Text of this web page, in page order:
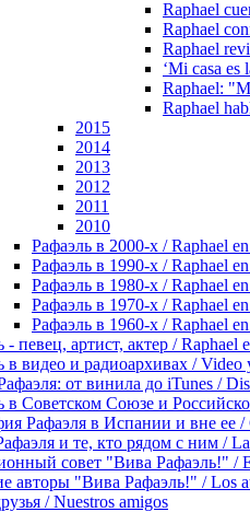
Raphael
Raphael
Raphael
‘Mi casa es
Raphael:
Raphael
2015
2014
2013
2012
2011
2010
Рафаэль в 2000-х / Raphael
Рафаэль в 1990-х / Raphael
Рафаэль в 1980-х / Raphael
Рафаэль в 1970-х / Raphael
Рафаэль в 1960-х / Raphael
- певец, артист, актер / Raphael
в видео и радиоархивах / Video
от винила до iTunes /
в Советском Союзе и
Рафаэля в Испании и вне ее /
и те, кто рядом с ним /
совет "Вива Рафаэль!" /
авторы "Вива Рафаэль!" / Los
/ Nuestros amigos